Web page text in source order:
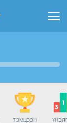
ТЭМЦЭЭН